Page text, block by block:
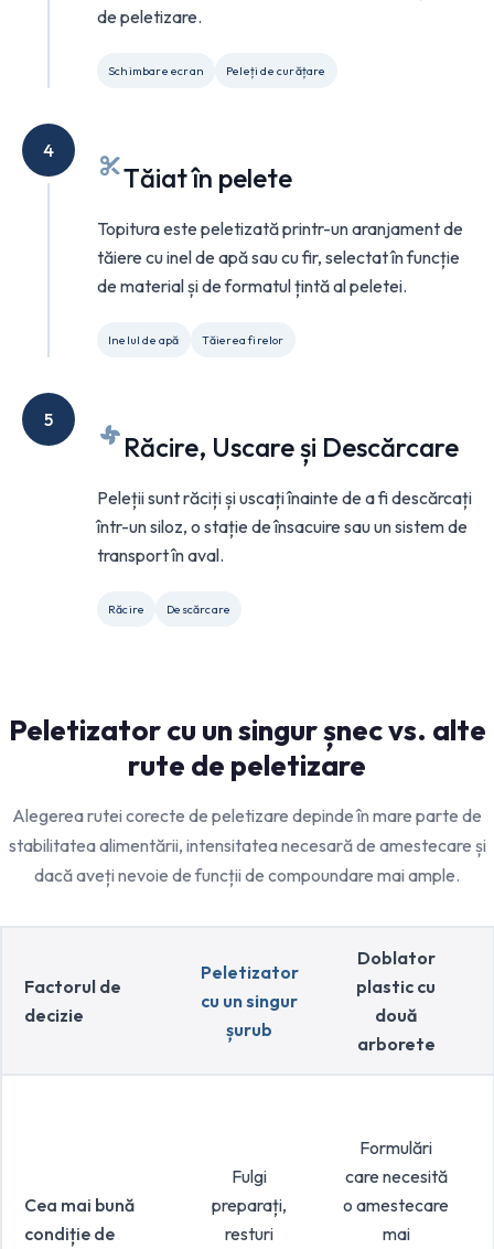
de peletizare.
Schimbare ecran Peleți de curățare
4
Tăiat în pelete
Topitura este peletizată printr-un aranjament de
tăiere cu inel de apă sau cu fir, selectat în funcție
de material și de formatul țintă al peletei.
Inelul de apă Tăierea firelor
5
Răcire, Uscare și Descărcare
Peleții sunt răciți și uscați înainte de a fi descărcați
într-un siloz, o stație de însacuire sau un sistem de
transport în aval.
Răcire Descărcare
Peletizator cu un singur șnec vs. alte
rute de peletizare
Alegerea rutei corecte de peletizare depinde în mare parte de
stabilitatea alimentării, intensitatea necesară de amestecare și
dacă aveți nevoie de funcții de compoundare mai ample.
Factorul de
decizie
Peletizator
cu un singur
șurub
Doblator
plastic cu
două
arborete
Cea mai bună
condiție de
Fulgi
preparați,
resturi
Formulări
care necesită
o amestecare
mai